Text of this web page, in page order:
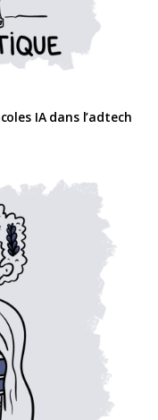
IA dans l’adtech